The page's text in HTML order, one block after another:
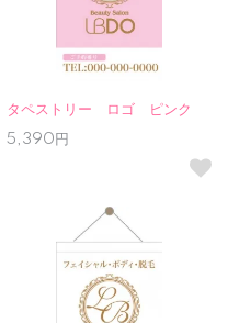
タペストリー ロゴ ピンク
5,390円